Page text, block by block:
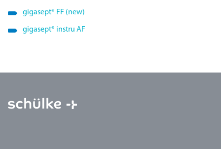
gigasept® FF (new)
gigasept® instru AF